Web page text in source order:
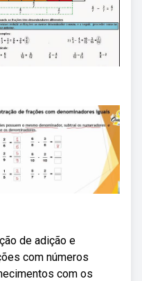
de adição e
com números
com os